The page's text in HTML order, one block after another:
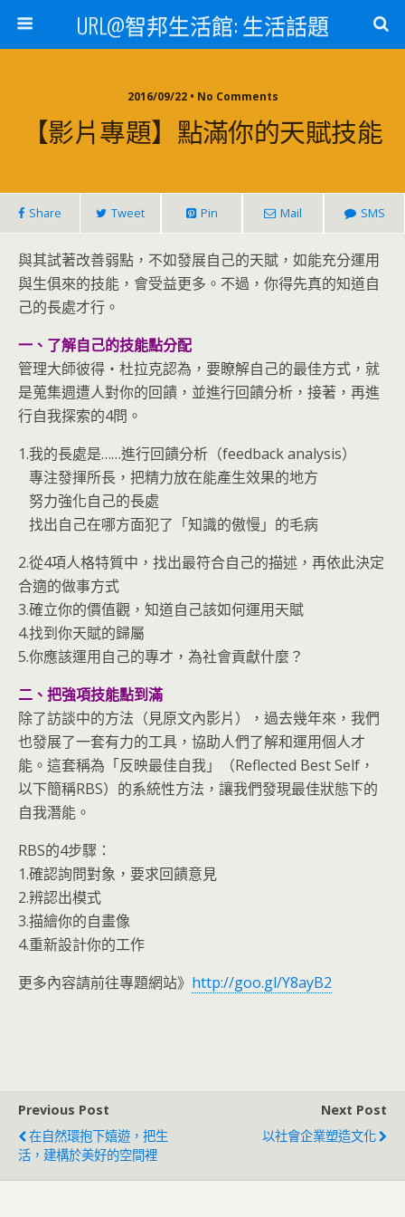
URL@智邦生活館: 生活話題
2016/09/22 • No Comments
【影片專題】點滿你的天賦技能
Share Tweet Pin Mail SMS
與其試著改善弱點，不如發展自己的天賦，如能充分運用
與生俱來的技能，會受益更多。不過，你得先真的知道自
己的長處才行。
一、了解自己的技能點分配
管理大師彼得‧杜拉克認為，要瞭解自己的最佳方式，就
是蒐集週遭人對你的回饋，並進行回饋分析，接著，再進
行自我探索的4問。
1.我的長處是……進行回饋分析（feedback analysis）
專注發揮所長，把精力放在能產生效果的地方
努力強化自己的長處
找出自己在哪方面犯了「知識的傲慢」的毛病
2.從4項人格特質中，找出最符合自己的描述，再依此決定
合適的做事方式
3.確立你的價值觀，知道自己該如何運用天賦
4.找到你天賦的歸屬
5.你應該運用自己的專才，為社會貢獻什麼？
二、把強項技能點到滿
除了訪談中的方法（見原文內影片），過去幾年來，我們
也發展了一套有力的工具，協助人們了解和運用個人才
能。這套稱為「反映最佳自我」（Reflected Best Self，
以下簡稱RBS）的系統性方法，讓我們發現最佳狀態下的
自我潛能。
RBS的4步驟：
1.確認詢問對象，要求回饋意見
2.辨認出模式
3.描繪你的自畫像
4.重新設計你的工作
更多內容請前往專題網站》 http://goo.gl/Y8ayB2
Previous Post
在自然環抱下嬉遊，把生
活，建構於美好的空間裡
Next Post
以社會企業塑造文化